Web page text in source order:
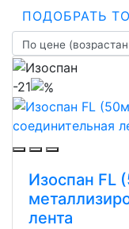
ПОДОБРАТЬ
-21
Изоспан FL
лента